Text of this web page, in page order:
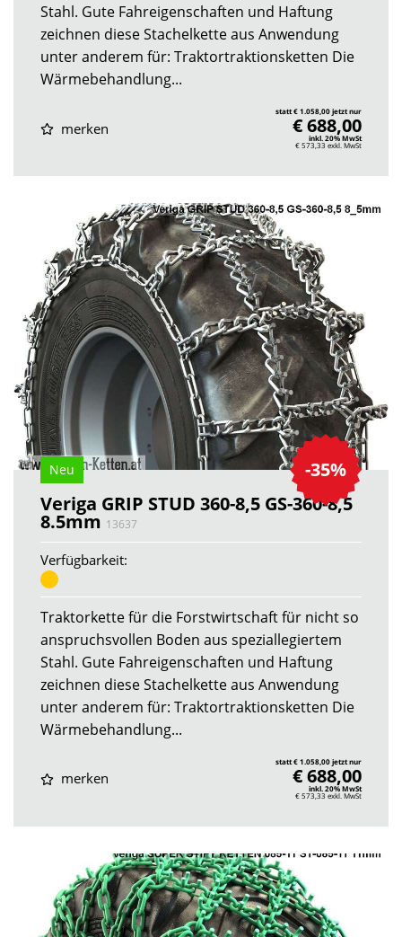
Stahl. Gute Fahreigenschaften und Haftung
zeichnen diese Stachelkette aus Anwendung
unter anderem für: Traktortraktionsketten Die
Wärmebehandlung...
merken
statt € 1.058,00 jetzt nur
€ 688,00
inkl. 20% MwSt
€ 573,33 exkl. MwSt
-35%
Neu
Veriga GRIP STUD 360-8,5 GS-360-8,5
8.5mm 13637
Verfügbarkeit:
Traktorkette für die Forstwirtschaft für nicht so
anspruchsvollen Boden aus speziallegiertem
Stahl. Gute Fahreigenschaften und Haftung
zeichnen diese Stachelkette aus Anwendung
unter anderem für: Traktortraktionsketten Die
Wärmebehandlung...
merken
statt € 1.058,00 jetzt nur
€ 688,00
inkl. 20% MwSt
€ 573,33 exkl. MwSt